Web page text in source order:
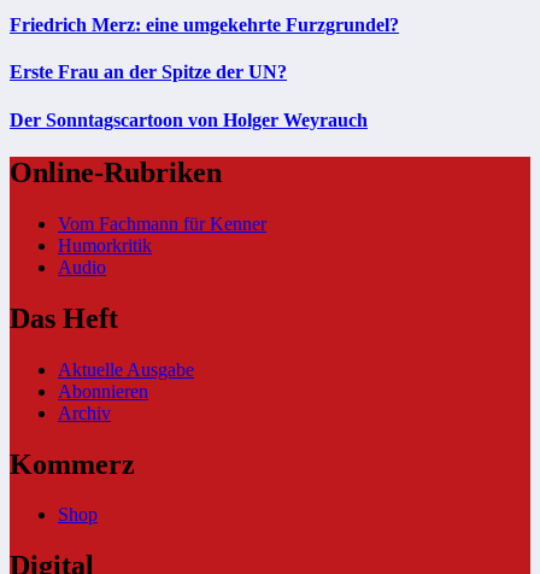
Friedrich Merz: eine umgekehrte Furzgrundel?
Erste Frau an der Spitze der UN?
Der Sonntagscartoon von Holger Weyrauch
Online-Rubriken
Vom Fachmann für Kenner
Humorkritik
Audio
Das Heft
Aktuelle Ausgabe
Abonnieren
Archiv
Kommerz
Shop
Digital